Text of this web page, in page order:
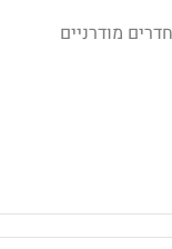
מודרניים